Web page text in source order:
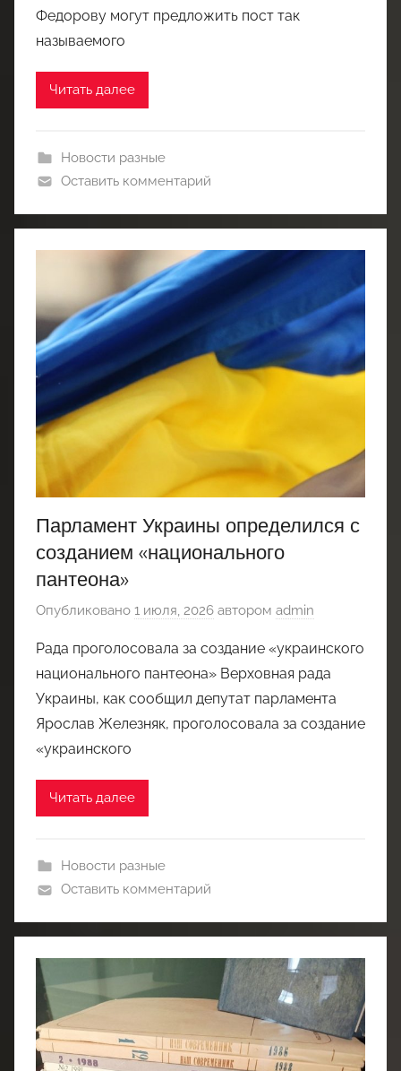
Федорову могут предложить пост так
называемого
Читать далее
Новости разные
Оставить комментарий
Парламент Украины определился с
созданием «национального
пантеона»
Опубликовано 1 июля, 2026 автором admin
Рада проголосовала за создание «украинского
национального пантеона» Верховная рада
Украины, как сообщил депутат парламента
Ярослав Железняк, проголосовала за создание
«украинского
Читать далее
Новости разные
Оставить комментарий